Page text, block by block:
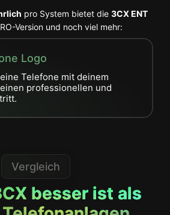
pro System bietet die 3CX ENT
Version und noch viel mehr:
Logo
Telefone mit deinem
professionellen und
Vergleich
besser ist als